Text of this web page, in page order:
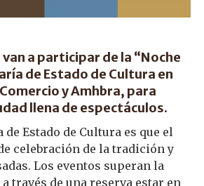
a participar de la “Noche
de Estado de Cultura en
y Amhbra, para
llena de espectáculos.
Estado de Cultura es que el
celebración de la tradición y
Los eventos superan la
través de una reserva estar en